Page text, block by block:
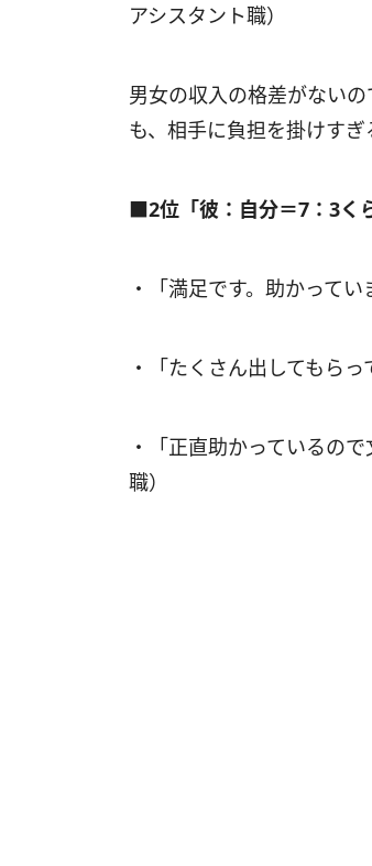
アシスタント職）
男女の収入の格差がない
も、相手に負担を掛けすぎ
■2位「彼：自分＝7：3く
・「満足です。助かって
・「たくさん出してもら
・「正直助かっているの
職）